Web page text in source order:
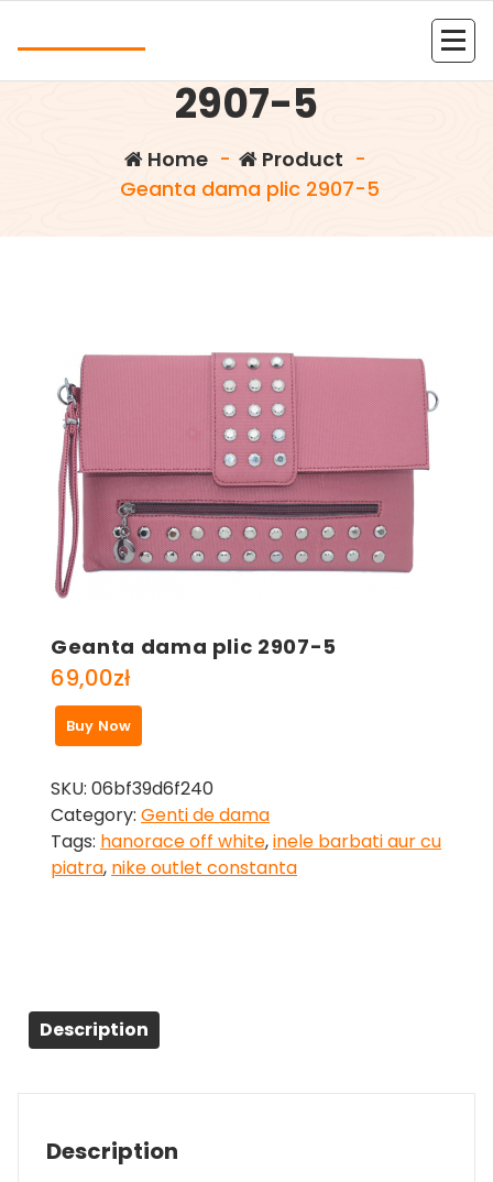
Geanta dama plic
2907-5
Home- Product -
Geanta dama plic 2907-5
Geanta dama plic 2907-5
69,00zł
Buy Now
SKU: 06bf39d6f240
Category: Genti de dama
Tags: hanorace off white,inele barbati aur cu
piatra, nike outlet constanta
Description
Description